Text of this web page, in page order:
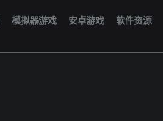
模拟器游戏 安卓游戏 软件资源